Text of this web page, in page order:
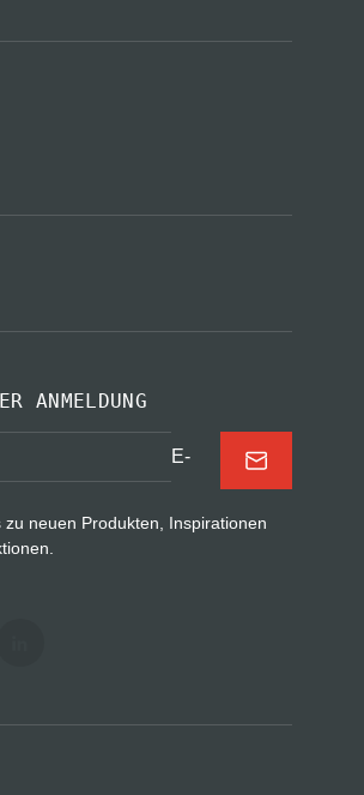
ANMELDUNG
E-
zu neuen Produkten, Inspirationen